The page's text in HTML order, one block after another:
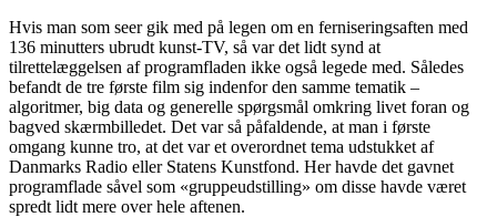
Hvis man som seer gik med på legen om en ferniseringsaften med
136 minutters ubrudt kunst-TV, så var det lidt synd at
tilrettelæggelsen af programfladen ikke også legede med. Således
befandt de tre første film sig indenfor den samme tematik –
algoritmer, big data og generelle spørgsmål omkring livet foran og
bagved skærmbilledet. Det var så påfaldende, at man i første
omgang kunne tro, at det var et overordnet tema udstukket af
Danmarks Radio eller Statens Kunstfond. Her havde det gavnet
programflade såvel som «gruppeudstilling» om disse havde været
spredt lidt mere over hele aftenen.